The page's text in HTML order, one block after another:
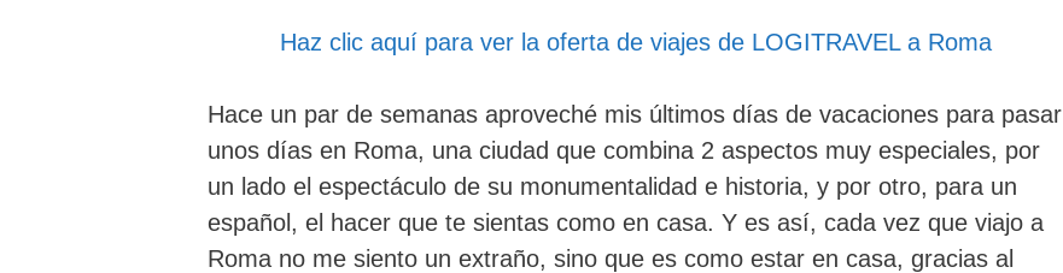
Haz clic aquí para ver la oferta de viajes de LOGITRAVEL a Roma
Hace un par de semanas aproveché mis últimos días de vacaciones para pasar
unos días en Roma, una ciudad que combina 2 aspectos muy especiales, por
un lado el espectáculo de su monumentalidad e historia, y por otro, para un
español, el hacer que te sientas como en casa. Y es así, cada vez que viajo a
Roma no me siento un extraño, sino que es como estar en casa, gracias al